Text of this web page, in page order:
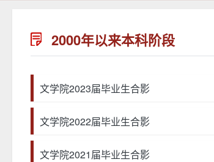
2000年以来本科阶段
文学院2023届毕业生合影
文学院2022届毕业生合影
文学院2021届毕业生合影